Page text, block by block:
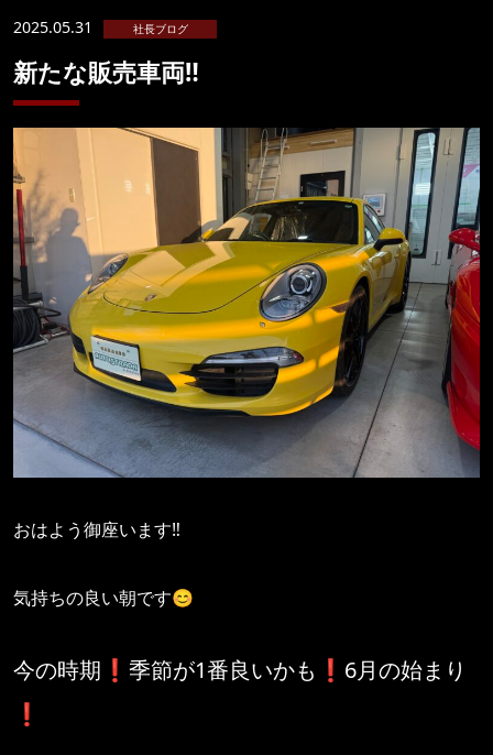
2025.05.31 社長ブログ
新たな販売車両‼️
おはよう御座います‼️
気持ちの良い朝です😊
今の時期❗️季節が1番良いかも❗️6月の始まり
❗️